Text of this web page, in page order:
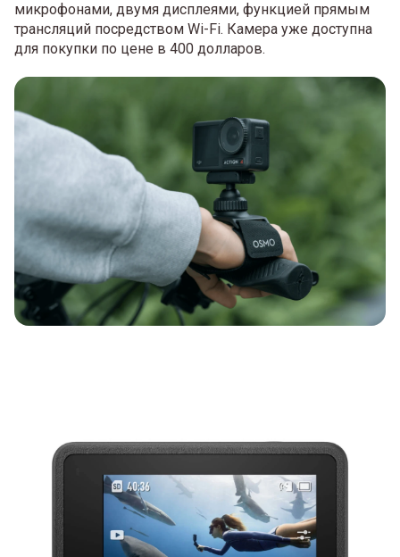
микрофонами, двумя дисплеями, функцией прямым
трансляций посредством Wi-Fi. Камера уже доступна
для покупки по цене в 400 долларов.